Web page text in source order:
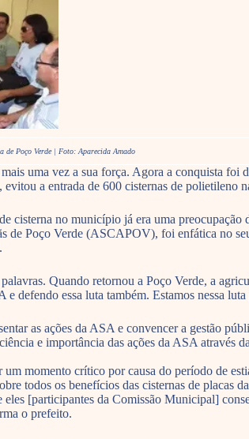
de Poço Verde | Foto: Aparecida Amado
uma vez a sua força. Agora a conquista
a entrada de 600 cisternas de polietileno
cisterna no município já era uma
de Poço Verde (ASCAPOV), foi enfática no
Quando retornou a Poço Verde, a
e defendo essa luta também. Estamos nessa
as ações da ASA e convencer a gestão
e importância das ações da ASA através
momento crítico por causa do período de
todos os benefícios das cisternas de
eles [participantes da Comissão Municipal]
o prefeito.